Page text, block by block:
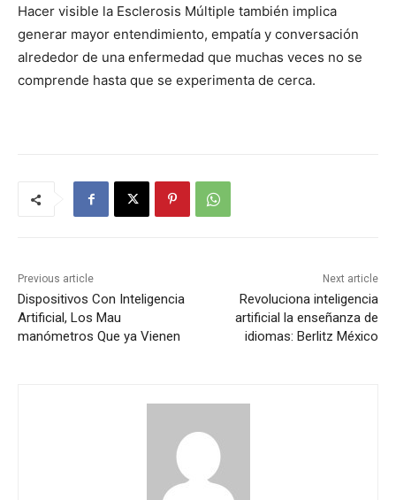
Hacer visible la Esclerosis Múltiple también implica
generar mayor entendimiento, empatía y conversación
alrededor de una enfermedad que muchas veces no se
comprende hasta que se experimenta de cerca.
Previous article
Dispositivos Con Inteligencia
Artificial, Los Mau
manómetros Que ya Vienen
Next article
Revoluciona inteligencia
artificial la enseñanza de
idiomas: Berlitz México